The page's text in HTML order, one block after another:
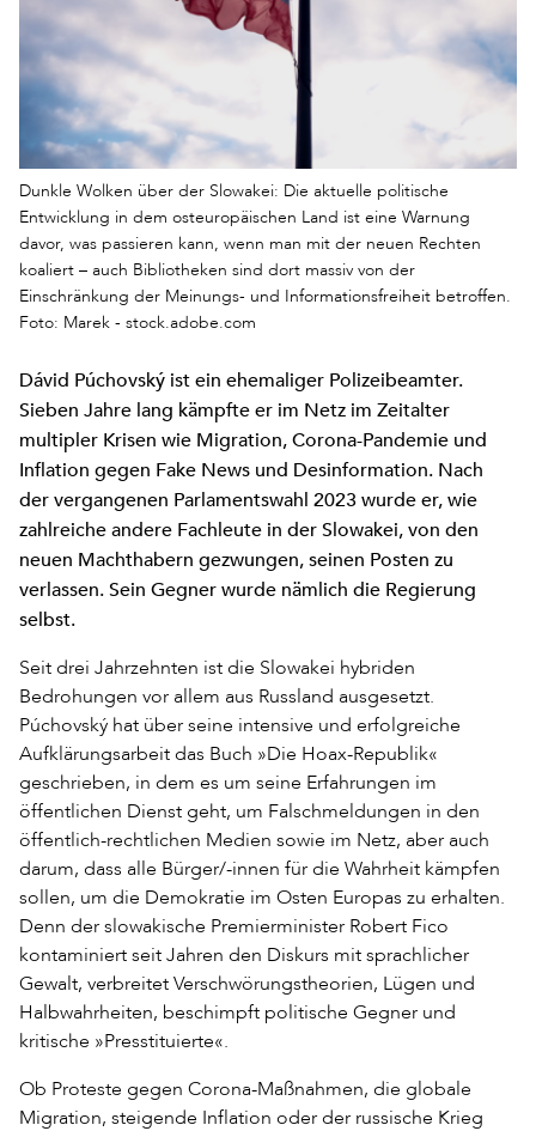
Dunkle Wolken über der Slowakei: Die aktuelle politische
Entwicklung in dem osteuropäischen Land ist eine Warnung
davor, was passieren kann, wenn man mit der neuen Rechten
koaliert – auch Bibliotheken sind dort massiv von der
Einschränkung der Meinungs- und Informationsfreiheit betroffen.
Foto: Marek - stock.adobe.com
Dávid Púchovský ist ein ehemaliger Polizeibeamter.
Sieben Jahre lang kämpfte er im Netz im Zeitalter
multipler Krisen wie Migration, Corona-Pandemie und
Inflation gegen Fake News und Desinformation. Nach
der vergangenen Parlamentswahl 2023 wurde er, wie
zahlreiche andere Fachleute in der Slowakei, von den
neuen Machthabern gezwungen, seinen Posten zu
verlassen. Sein Gegner wurde nämlich die Regierung
selbst.
Seit drei Jahrzehnten ist die Slowakei hybriden
Bedrohungen vor allem aus Russland ausgesetzt.
Púchovský hat über seine intensive und erfolgreiche
Aufklärungsarbeit das Buch »Die Hoax-Republik«
geschrieben, in dem es um seine Erfahrungen im
öffentlichen Dienst geht, um Falschmeldungen in den
öffentlich-rechtlichen Medien sowie im Netz, aber auch
darum, dass alle Bürger/-innen für die Wahrheit kämpfen
sollen, um die Demokratie im Osten Europas zu erhalten.
Denn der slowakische Premierminister Robert Fico
kontaminiert seit Jahren den Diskurs mit sprachlicher
Gewalt, verbreitet Verschwörungstheorien, Lügen und
Halbwahrheiten, beschimpft politische Gegner und
kritische »Presstituierte«.
Ob Proteste gegen Corona-Maßnahmen, die globale
Migration, steigende Inflation oder der russische Krieg